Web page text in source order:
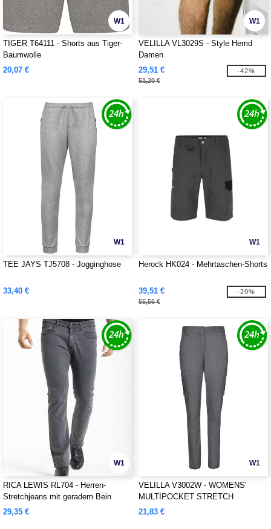
W1
TIGER T64111 - Shorts aus Tiger-
Baumwolle
20,07 €
W1
VELILLA VL3029S - Style Hemd
Damen
29,51 €
51,20 €
-42%
W1
TEE JAYS TJ5708 - Jogginghose
33,40 €
W1
Herock HK024 - Mehrtaschen-Shorts
39,51 €
55,56 €
-29%
W1
RICA LEWIS RL704 - Herren-
Stretchjeans mit geradem Bein
29,35 €
W1
VELILLA V3002W - WOMENS'
MULTIPOCKET STRETCH
TROUSERS
21,83 €